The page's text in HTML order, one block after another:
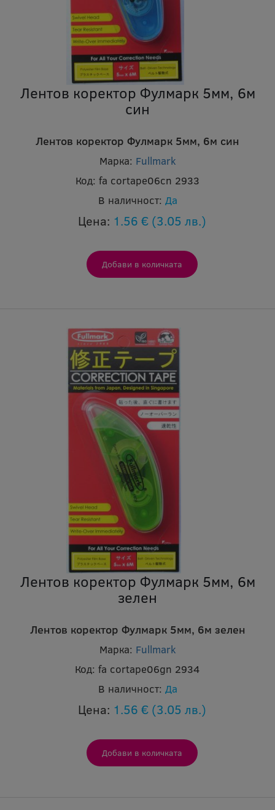
Лентов коректор Фулмарк 5мм, 6м
син
Лентов коректор Фулмарк 5мм, 6м син
Марка: Fullmark
Код: fa cortape06cn 2933
В наличност: Да
Цена: 1.56 € (3.05 лв.)
Лентов коректор Фулмарк 5мм, 6м
зелен
Лентов коректор Фулмарк 5мм, 6м зелен
Марка: Fullmark
Код: fa cortape06gn 2934
В наличност: Да
Цена: 1.56 € (3.05 лв.)